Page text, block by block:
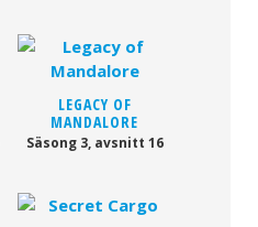
LEGACY OF
MANDALORE
Säsong 3, avsnitt 16